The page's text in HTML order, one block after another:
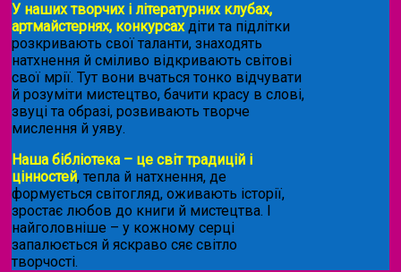
У наших творчих і літературних клубах,
артмайстернях, конкурсахдіти та підлітки
розкривають свої таланти, знаходять
натхнення й сміливо відкривають світові
свої мрії. Тут вони вчаться тонко відчувати
й розуміти мистецтво, бачити красу в слові,
звуці та образі, розвивають творче
мислення й уяву.
Наша бібліотека – це світ традицій і
цінностей, тепла й натхнення, де
формується світогляд, оживають історії,
зростає любов до книги й мистецтва. І
найголовніше – у кожному серці
запалюється й яскраво сяє світло
творчості.